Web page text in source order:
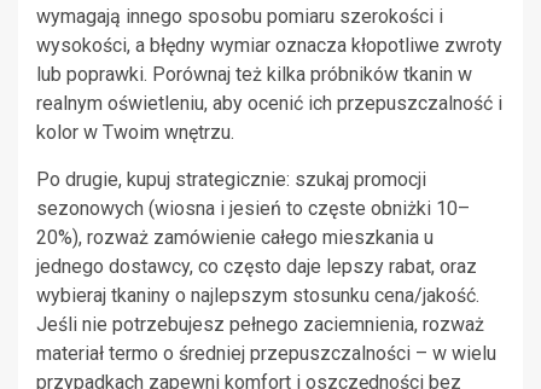
wymagają innego sposobu pomiaru szerokości i
wysokości, a błędny wymiar oznacza kłopotliwe zwroty
lub poprawki. Porównaj też kilka próbników tkanin w
realnym oświetleniu, aby ocenić ich przepuszczalność i
kolor w Twoim wnętrzu.
Po drugie, kupuj strategicznie: szukaj promocji
sezonowych (wiosna i jesień to częste obniżki 10–
20%), rozważ zamówienie całego mieszkania u
jednego dostawcy, co często daje lepszy rabat, oraz
wybieraj tkaniny o najlepszym stosunku cena/jakość.
Jeśli nie potrzebujesz pełnego zaciemnienia, rozważ
materiał termo o średniej przepuszczalności – w wielu
przypadkach zapewni komfort i oszczędności bez